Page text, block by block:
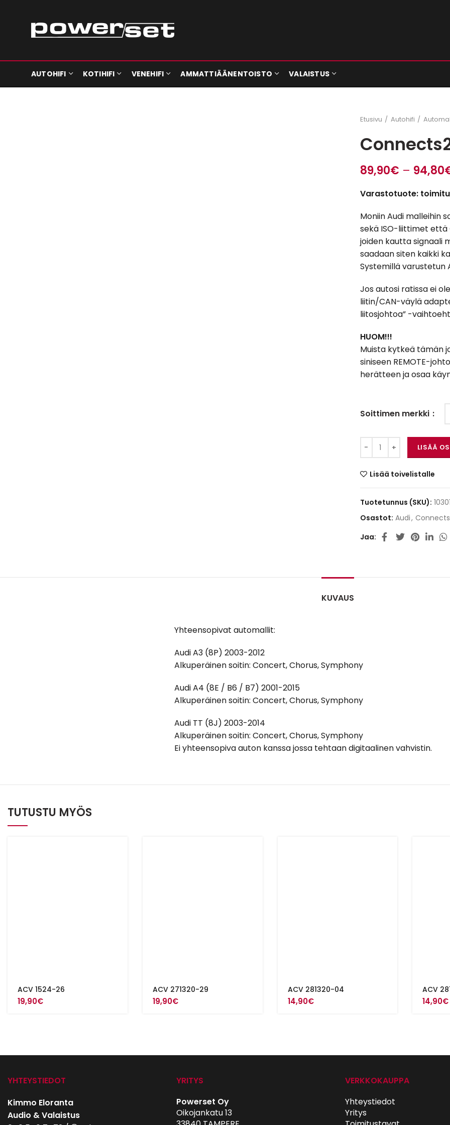
AUTOHIFI KOTIHIFI VENEHIFI AMMATTIÄÄNENTOISTO VALAISTUS
Etusivu Autohifi
89,90€ – 94,80
Varastotuote:
Moniin Audi malleihin
sekä ISO-liittimet että
joiden kautta signaali
saadaan siten kaikki
Systemillä varustetun
Jos autosi ratissa ei
liitin/CAN-väylä
liitosjohtoa” -
HUOM!!!
Muista kytkeä tämän
siniseen REMOTE-
herätteen ja osaa
Soittimen merkki
Connects2 LISÄÄ
Lisää toivelistalle
Tuotetunnus (SKU):
Osastot: Audi,
Jaa
KUVAUS
Yhteensopivat automallit:
Audi A3 (8P) 2003-2012
Alkuperäinen soitin: Concert, Chorus, Symphony
Audi A4 (8E / B6 / B7) 2001-2015
Alkuperäinen soitin: Concert, Chorus, Symphony
Audi TT (8J) 2003-2014
Alkuperäinen soitin: Concert, Chorus, Symphony
Ei yhteensopiva auton kanssa jossa tehtaan digitaalinen vahvistin.
TUTUSTU MYÖS
ACV 1524-26
19,90€
ACV 271320-29
19,90€
ACV 281320-04
14,90€
ACV
14,90€
YHTEYSTIEDOT
Kimmo Eloranta
Audio & Valaistus
YRITYS
Powerset Oy
Oikojankatu 13
VERKKOKAUPPA
Yhteystiedot
Yritys